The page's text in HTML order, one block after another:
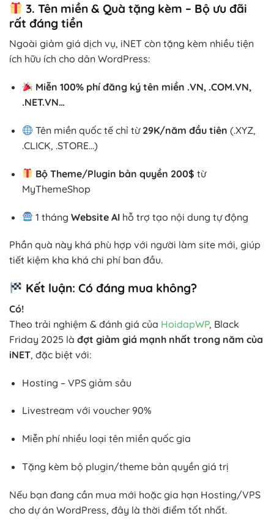
3. Tên miền & Quà tặng kèm – Bộ ưu đãi
rất đáng tiền
Ngoài giảm giá dịch vụ, iNET còn tặng kèm nhiều tiện
ích hữu ích cho dân WordPress:
Miễn 100% phí đăng ký tên miền .VN, .COM.VN,
.NET.VN…
Tên miền quốc tế chỉ từ 29K/năm đầu tiên (.XYZ,
.CLICK, .STORE…)
Bộ Theme/Plugin bản quyền 200$ từ
MyThemeShop
1 thángWebsite AI hỗ trợ tạo nội dung tự động
Phần quà này khá phù hợp với người làm site mới, giúp
tiết kiệm kha khá chi phí ban đầu.
Kết luận: Có đáng mua không?
Có!
Theo trải nghiệm & đánh giá của HoidapWP, Black
Friday 2025 là đợt giảm giá mạnh nhất trong năm của
iNET, đặc biệt với:
Hosting – VPS giảm sâu
Livestream với voucher 90%
Miễn phí nhiều loại tên miền quốc gia
Tặng kèm bộ plugin/theme bản quyền giá trị
Nếu bạn đang cần mua mới hoặc gia hạn Hosting/VPS
cho dự án WordPress, đây là thời điểm tốt nhất.